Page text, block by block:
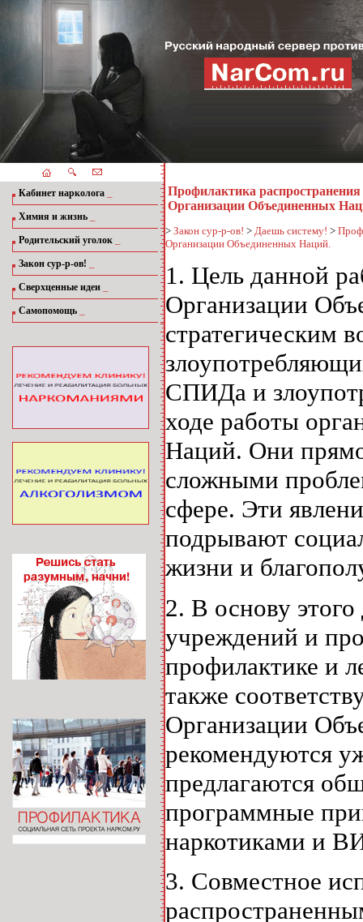
Кабинет нарколога
Химия и жизнь
Родительский уголок
Закон сур-р-ов!
Сверхценные идеи
Самопомощь
Профилактика
Организации Объединенных
> Закон сур-р-ов! > Даешь систему! >
Организации Объединенных Наций.
1. Цель данной
Организации
стратегическим
СПИДа и
ходе работы
Наций. Они
сложными
сфере. Эти
подрывают
жизни и
2. В основу
учреждений и
профилактике и
также
Организации
рекомендуются
предлагаются
программные
наркотиками и
3. Совместное